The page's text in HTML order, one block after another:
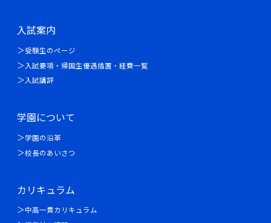
入試案内
受験生のページ
入試要項・帰国生優遇措置・経費一覧
入試講評
学園について
学園の沿革
校長のあいさつ
カリキュラム
中高一貫カリキュラム